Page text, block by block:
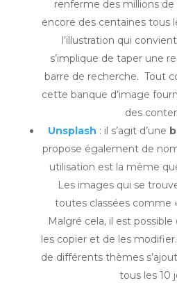
renferme des millions
encore des centaines tous
l’illustration qui
s’implique de taper une
barre de recherche. Tout
cette banque d’image
des
Unsplash : il s’agit d’une
propose également de
utilisation est la même
Les images qui se
toutes classées comme
Malgré cela, il est
les copier et de les
de différents thèmes
tous les 10